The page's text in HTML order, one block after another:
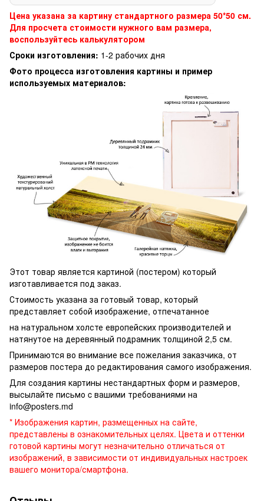
Цена указана за картину стандартного размера 50*50 см.
Для просчета стоимости нужного вам размера,
воспользуйтесь калькулятором
Сроки изготовления: 1-2 рабочих дня
Фото процесса изготовления картины и пример
используемых материалов:
Этот товар является картиной (постером) который
изготавливается под заказ.
Стоимость указана за готовый товар, который
представляет собой изображение, отпечатанное
на натуральном холсте европейских производителей и
натянутое на деревянный подрамник толщиной 2,5 см.
Принимаются во внимание все пожелания заказчика, от
размеров постера до редактирования самого изображения.
Для создания картины нестандартных форм и размеров,
высылайте письмо c вашими требованиями на
info@posters.md
* Изображения картин, размещенных на сайте,
представлены в ознакомительных целях. Цвета и оттенки
готовой картины могут незначительно отличаться от
изображений, в зависимости от индивидуальных настроек
вашего монитора/смартфона.